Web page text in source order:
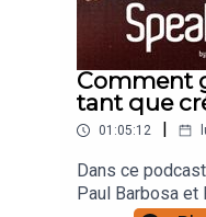
https://
Production /
© 2026 Tous droits
Comment
tant que
01:05:12
Dans ce
Paul Barbosa